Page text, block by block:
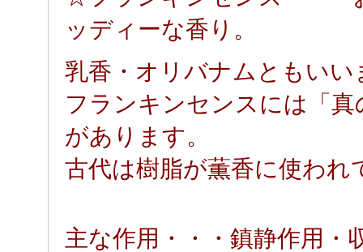
ッディーな香り。
乳香・オリバナムともいい
フランキンセンスには「
があります。
古代は樹脂が薫香に使われ
主な作用・・・鎮静作用・